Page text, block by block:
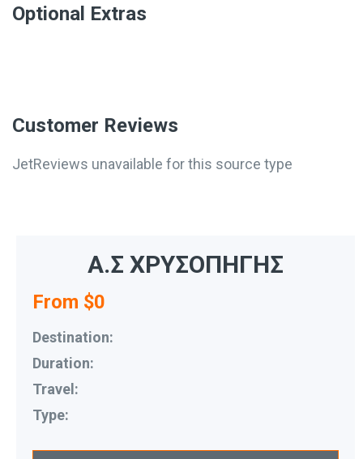
Optional Extras​
Customer Reviews
JetReviews unavailable for this source type
Α.Σ ΧΡΥΣΟΠΗΓΗΣ
From $0
Destination:
Duration:
Travel:
Type: